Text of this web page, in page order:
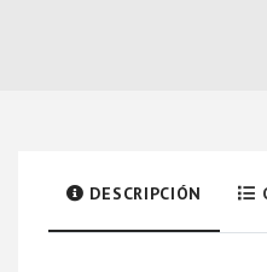
DESCRIPCIÓN